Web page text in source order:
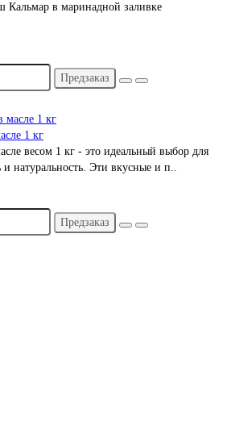
Кальмар в маринадной заливке
Предзаказ
1 кг
весом 1 кг - это идеальный выбор для
и натуральность. Эти вкусные и п..
Предзаказ